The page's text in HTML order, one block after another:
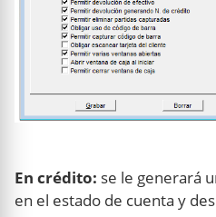
En crédito: se le generará
en el estado de cuenta y